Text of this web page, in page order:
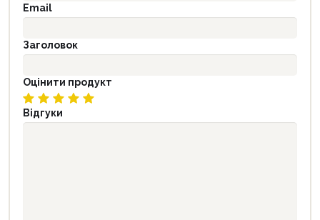
Email
Заголовок
Оцінити продукт
Відгуки